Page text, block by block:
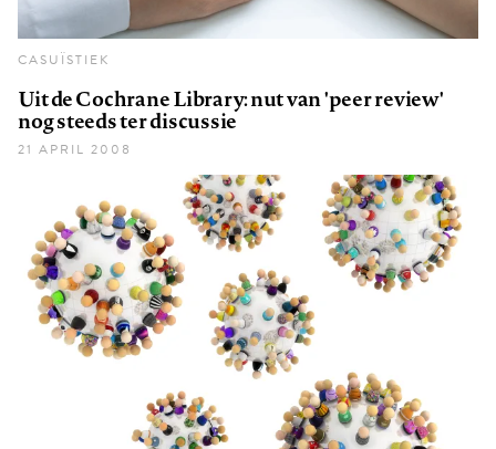
CASUÏSTIEK
Uit de Cochrane Library: nut van 'peer review'
nog steeds ter discussie
21 APRIL 2008